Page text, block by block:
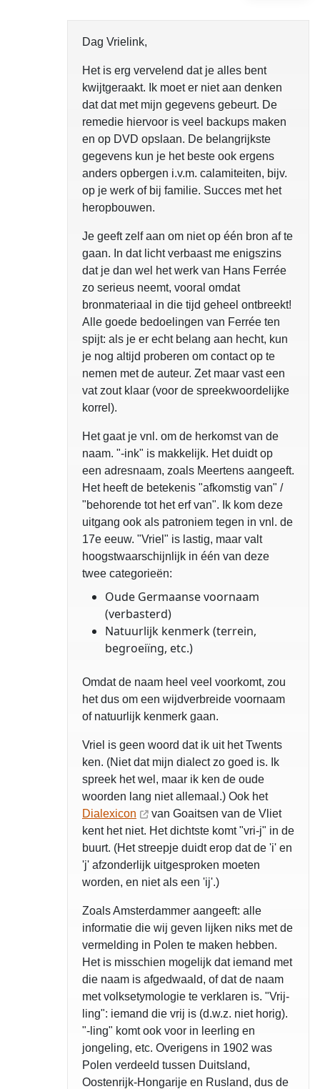
Dag Vrielink,
Het is erg vervelend dat je alles bent
kwijtgeraakt. Ik moet er niet aan denken
dat dat met mijn gegevens gebeurt. De
remedie hiervoor is veel backups maken
en op DVD opslaan. De belangrijkste
gegevens kun je het beste ook ergens
anders opbergen i.v.m. calamiteiten, bijv.
op je werk of bij familie. Succes met het
heropbouwen.
Je geeft zelf aan om niet op één bron af te
gaan. In dat licht verbaast me enigszins
dat je dan wel het werk van Hans Ferrée
zo serieus neemt, vooral omdat
bronmateriaal in die tijd geheel ontbreekt!
Alle goede bedoelingen van Ferrée ten
spijt: als je er echt belang aan hecht, kun
je nog altijd proberen om contact op te
nemen met de auteur. Zet maar vast een
vat zout klaar (voor de spreekwoordelijke
korrel).
Het gaat je vnl. om de herkomst van de
naam. "-ink" is makkelijk. Het duidt op
een adresnaam, zoals Meertens aangeeft.
Het heeft de betekenis "afkomstig van" /
"behorende tot het erf van". Ik kom deze
uitgang ook als patroniem tegen in vnl. de
17e eeuw. "Vriel" is lastig, maar valt
hoogstwaarschijnlijk in één van deze
twee categorieën:
Oude Germaanse voornaam
(verbasterd)
Natuurlijk kenmerk (terrein,
begroeiïng, etc.)
Omdat de naam heel veel voorkomt, zou
het dus om een wijdverbreide voornaam
of natuurlijk kenmerk gaan.
Vriel is geen woord dat ik uit het Twents
ken. (Niet dat mijn dialect zo goed is. Ik
spreek het wel, maar ik ken de oude
woorden lang niet allemaal.) Ook het
Dialexicon
van Goaitsen van de Vliet
kent het niet. Het dichtste komt "vri-j" in de
buurt. (Het streepje duidt erop dat de 'i' en
'j' afzonderlijk uitgesproken moeten
worden, en niet als een 'ij'.)
Zoals Amsterdammer aangeeft: alle
informatie die wij geven lijken niks met de
vermelding in Polen te maken hebben.
Het is misschien mogelijk dat iemand met
die naam is afgedwaald, of dat de naam
met volksetymologie te verklaren is. "Vrij-
ling": iemand die vrij is (d.w.z. niet horig).
"-ling" komt ook voor in leerling en
jongeling, etc. Overigens in 1902 was
Polen verdeeld tussen Duitsland,
Oostenrijk-Hongarije en Rusland, dus de